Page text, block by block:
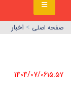
صفحه اصلي > اخبار
1404/07/06١٥:٥٧